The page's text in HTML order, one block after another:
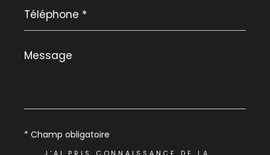
*
Message
*
J'AI PRIS CONNAISSANCE DE LA
* Champ obligatoire